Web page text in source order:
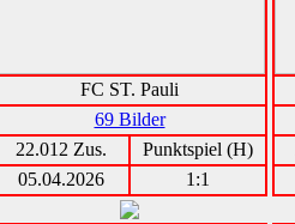
FC ST. Pauli
69 Bilder
22.012 Zus.
Punktspiel (H)
05.04.2026
1:1